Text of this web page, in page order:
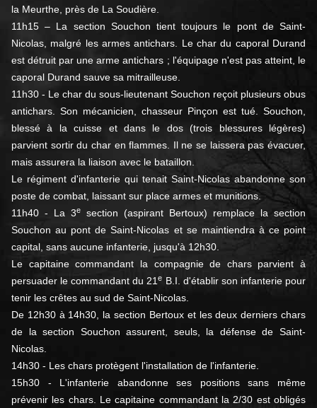
la Meurthe, près de La Soudière.
11h15 – La section Souchon tient toujours le pont de Saint-
Nicolas, malgré les armes antichars. Le char du caporal Durand
est détruit par une arme antichars ; l'équipage n'est pas atteint, le
caporal Durand sauve sa mitrailleuse.
11h30 - Le char du sous-lieutenant Souchon reçoit plusieurs obus
antichars. Son mécanicien, chasseur Pinçon est tué. Souchon,
blessé à la cuisse et dans le dos (trois blessures légères)
parvient sortir du char en flammes. Il ne se laissera pas évacuer,
mais assurera la liaison avec le bataillon.
Le régiment d'infanterie qui tenait Saint-Nicolas abandonne son
poste de combat, laissant sur place armes et munitions.
11h40 - La 3e
section (aspirant Bertoux) remplace la section
Souchon au pont de Saint-Nicolas et se maintiendra à ce point
capital, sans aucune infanterie, jusqu'à 12h30.
Le capitaine commandant la compagnie de chars parvient à
persuader le commandant du 21e B.I. d'établir son infanterie pour
tenir les crêtes au sud de Saint-Nicolas.
De 12h30 à 14h30, la section Bertoux et les deux derniers chars
de la section Souchon assurent, seuls, la défense de Saint-
Nicolas.
14h30 - Les chars protègent l'installation de l'infanterie.
15h30 - L'infanterie abandonne ses positions sans même
prévenir les chars. Le capitaine commandant la 2/30 est obligés